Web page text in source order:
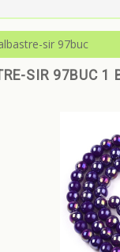
sir 97buc
SIR 97BUC 1